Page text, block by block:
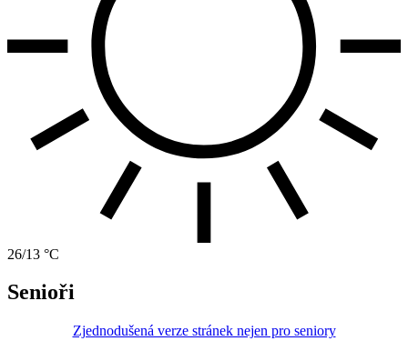
26/13 °C
Senioři
Zjednodušená verze stránek nejen pro seniory